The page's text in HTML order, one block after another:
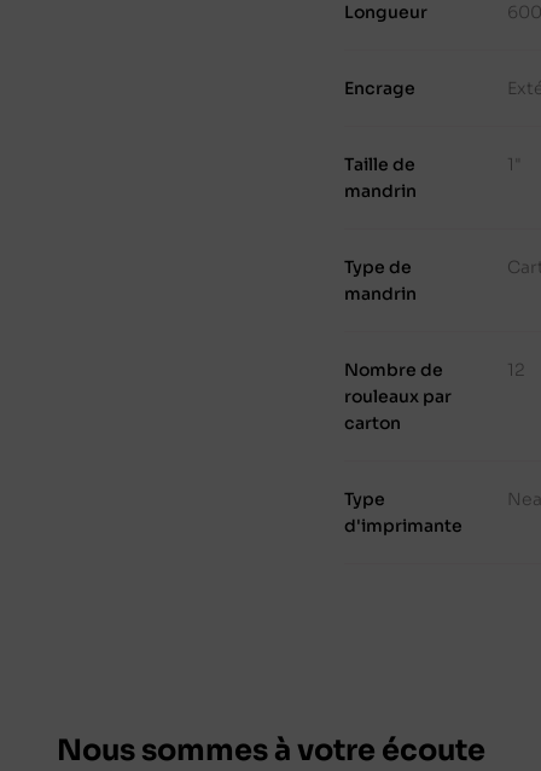
Longueur
Encrage
Taille de
mandrin
1"
Type de
mandrin
Nombre de
rouleaux par
carton
12
Type
d'imprimante
Nous sommes à votre écoute